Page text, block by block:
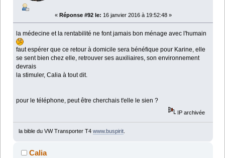
« Réponse #92 le: 16 janvier 2016 à 19:52:48 »
la médecine et la rentabilité ne font jamais bon ménage avec l'humain
faut espérer que ce retour à domicile sera bénéfique pour Karine, elle
se sent bien chez elle, retrouver ses auxiliaires, son environnement
devrais
la stimuler, Calia à tout dit.
pour le téléphone, peut être cherchais t'elle le sien ?
IP archivée
la bible du VW Transporter T4 www.buspirit.
Calia